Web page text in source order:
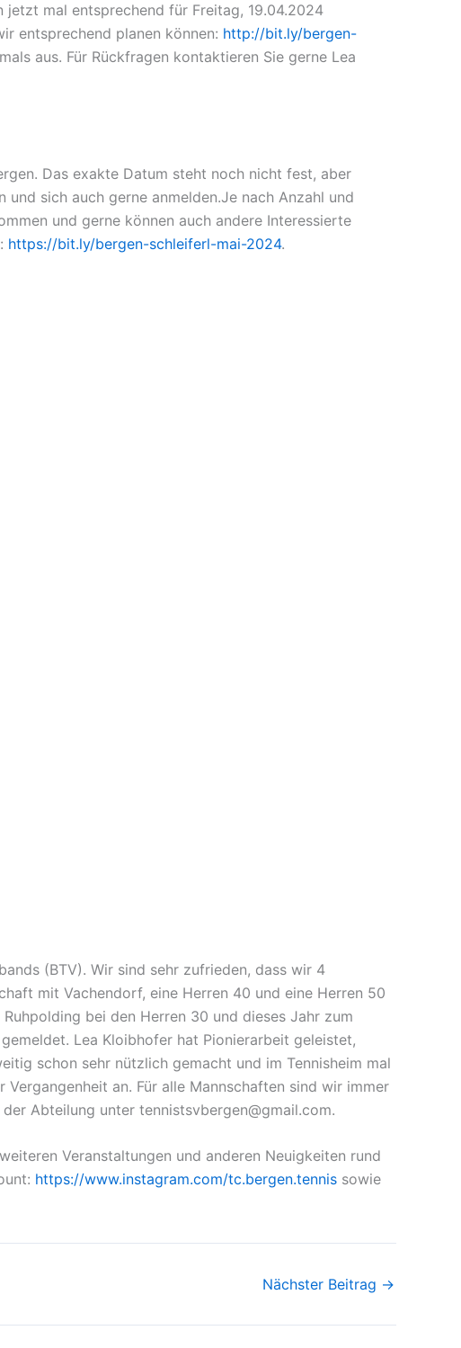
mal entsprechend für Freitag, 19.04.2024
entsprechend planen können: http://bit.ly/bergen-
aus. Für Rückfragen kontaktieren Sie gerne Lea
Das exakte Datum steht noch nicht fest, aber
sich auch gerne anmelden.Je nach Anzahl und
und gerne können auch andere Interessierte
https://bit.ly/bergen-schleiferl-mai-2024.
(BTV). Wir sind sehr zufrieden, dass wir 4
mit Vachendorf, eine Herren 40 und eine Herren 50
bei den Herren 30 und dieses Jahr zum
Lea Kloibhofer hat Pionierarbeit geleistet,
schon sehr nützlich gemacht und im Tennisheim mal
an. Für alle Mannschaften sind wir immer
Abteilung unter tennistsvbergen@gmail.com.
Veranstaltungen und anderen Neuigkeiten rund
https://www.instagram.com/tc.bergen.tennis sowie
Nächster Beitrag →